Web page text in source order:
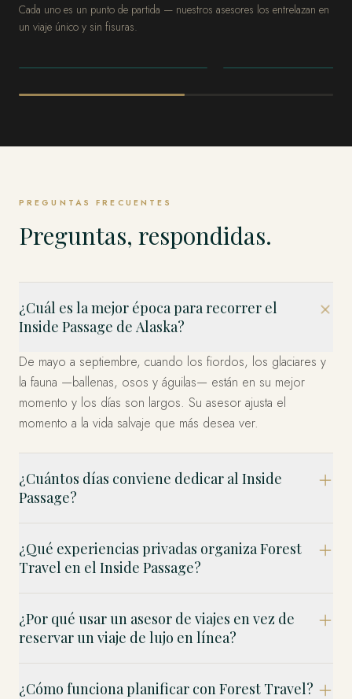
Cada uno es un punto de partida — nuestros asesores los entrelazan en
un viaje único y sin fisuras.
PREGUNTAS FRECUENTES
Preguntas, respondidas.
¿Cuál es la mejor época para recorrer el
Inside Passage de Alaska?
De mayo a septiembre, cuando los fiordos, los glaciares y
la fauna —ballenas, osos y águilas— están en su mejor
momento y los días son largos. Su asesor ajusta el
momento a la vida salvaje que más desea ver.
¿Cuántos días conviene dedicar al Inside
Passage?
¿Qué experiencias privadas organiza Forest
Travel en el Inside Passage?
¿Por qué usar un asesor de viajes en vez de
reservar un viaje de lujo en línea?
¿Cómo funciona planificar con Forest Travel?